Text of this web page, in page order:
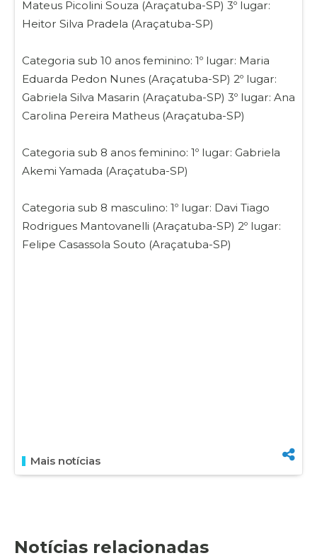
Mateus Picolini Souza (Araçatuba-SP) 3º lugar:
Heitor Silva Pradela (Araçatuba-SP)
Categoria sub 10 anos feminino: 1º lugar: Maria
Eduarda Pedon Nunes (Araçatuba-SP) 2º lugar:
Gabriela Silva Masarin (Araçatuba-SP) 3º lugar: Ana
Carolina Pereira Matheus (Araçatuba-SP)
Categoria sub 8 anos feminino: 1º lugar: Gabriela
Akemi Yamada (Araçatuba-SP)
Categoria sub 8 masculino: 1º lugar: Davi Tiago
Rodrigues Mantovanelli (Araçatuba-SP) 2º lugar:
Felipe Casassola Souto (Araçatuba-SP)
Mais notícias
Notícias relacionadas